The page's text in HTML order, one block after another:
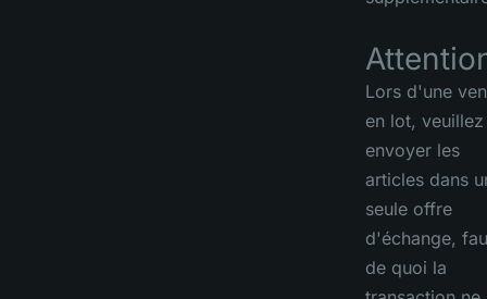
Lors d'une
en lot, veuillez
envoyer les
articles dans
seule offre
d'échange,
de quoi la